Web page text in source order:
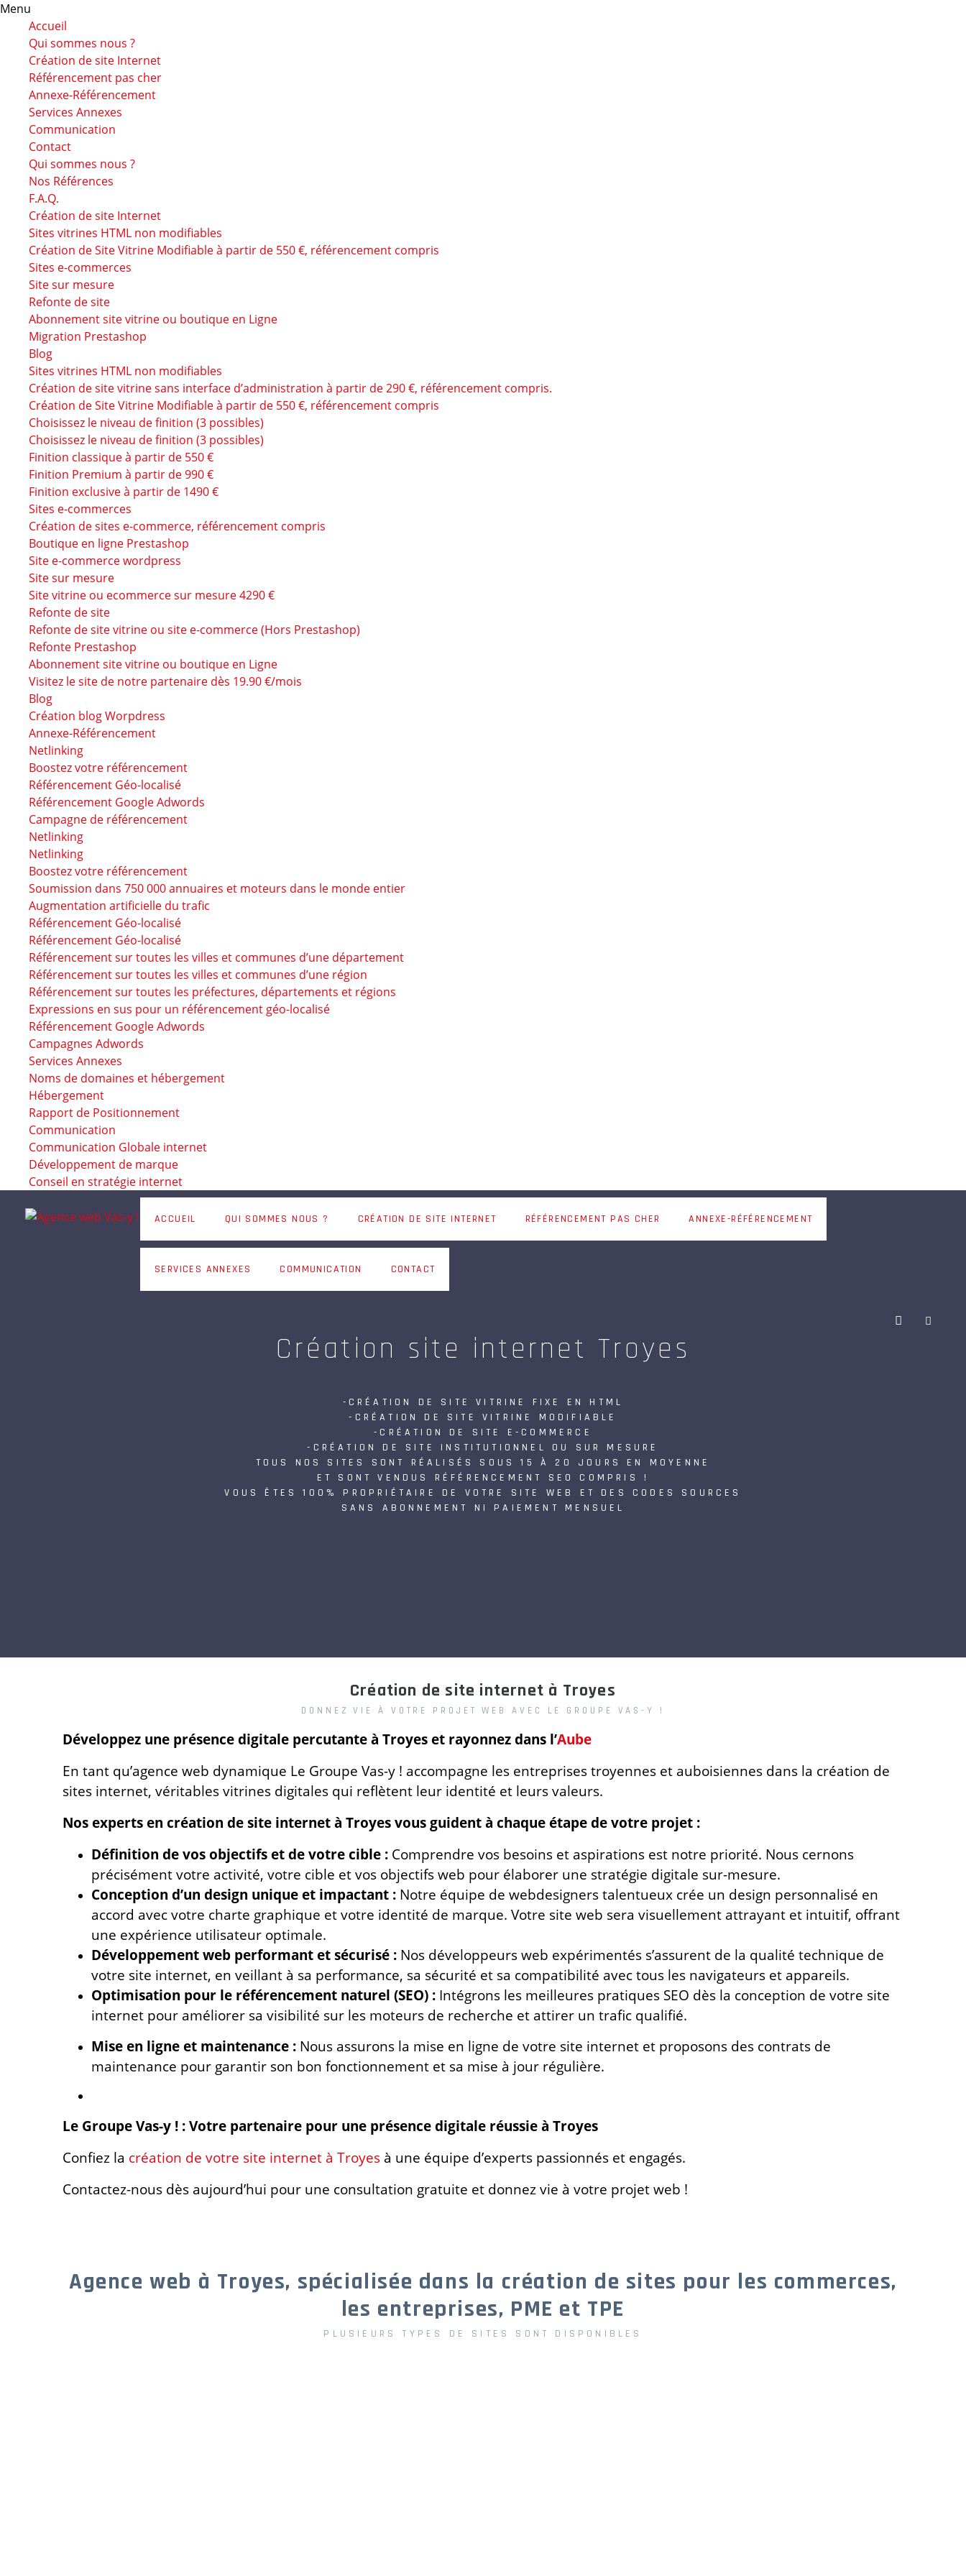
Menu
Accueil
Qui sommes nous ?
Création de site Internet
Référencement pas cher
Annexe-Référencement
Services Annexes
Communication
Contact
Qui sommes nous ?
Nos Références
F.A.Q.
Création de site Internet
Sites vitrines HTML non modifiables
Création de Site Vitrine Modifiable à partir de 550 €, référencement compris
Sites e-commerces
Site sur mesure
Refonte de site
Abonnement site vitrine ou boutique en Ligne
Migration Prestashop
Blog
Sites vitrines HTML non modifiables
Création de site vitrine sans interface d’administration à partir de 290 €, référencement compris.
Création de Site Vitrine Modifiable à partir de 550 €, référencement compris
Choisissez le niveau de finition (3 possibles)
Choisissez le niveau de finition (3 possibles)
Finition classique à partir de 550 €
Finition Premium à partir de 990 €
Finition exclusive à partir de 1490 €
Sites e-commerces
Création de sites e-commerce, référencement compris
Boutique en ligne Prestashop
Site e-commerce wordpress
Site sur mesure
Site vitrine ou ecommerce sur mesure 4290 €
Refonte de site
Refonte de site vitrine ou site e-commerce (Hors Prestashop)
Refonte Prestashop
Abonnement site vitrine ou boutique en Ligne
Visitez le site de notre partenaire dès 19.90 €/mois
Blog
Création blog Worpdress
Annexe-Référencement
Netlinking
Boostez votre référencement
Référencement Géo-localisé
Référencement Google Adwords
Campagne de référencement
Netlinking
Netlinking
Boostez votre référencement
Soumission dans 750 000 annuaires et moteurs dans le monde entier
Augmentation artificielle du trafic
Référencement Géo-localisé
Référencement Géo-localisé
Référencement sur toutes les villes et communes d’une département
Référencement sur toutes les villes et communes d’une région
Référencement sur toutes les préfectures, départements et régions
Expressions en sus pour un référencement géo-localisé
Référencement Google Adwords
Campagnes Adwords
Services Annexes
Noms de domaines et hébergement
Hébergement
Rapport de Positionnement
Communication
Communication Globale internet
Développement de marque
Conseil en stratégie internet
ACCUEIL QUI SOMMES NOUS ? CRÉATION DE SITE INTERNET RÉFÉRENCEMENT PAS CHER ANNEXE-RÉFÉRENCEMENT
SERVICES ANNEXES COMMUNICATION CONTACT
Création site internet Troyes
-CRÉATION DE SITE VITRINE FIXE EN HTML
-CRÉATION DE SITE VITRINE MODIFIABLE
-CRÉATION DE SITE E-COMMERCE
-CRÉATION DE SITE INSTITUTIONNEL OU SUR MESURE
TOUS NOS SITES SONT RÉALISÉS SOUS 15 À 20 JOURS EN MOYENNE
ET SONT VENDUS RÉFÉRENCEMENT SEO COMPRIS !
VOUS ÊTES 100% PROPRIÉTAIRE DE VOTRE SITE WEB ET DES CODES SOURCES
SANS ABONNEMENT NI PAIEMENT MENSUEL
Création de site internet à Troyes
DONNEZ VIE À VOTRE PROJET WEB AVEC LE GROUPE VAS-Y !
Développez une présence digitale percutante à Troyes et rayonnez dans l’Aube
En tant qu’agence web dynamique Le Groupe Vas-y ! accompagne les entreprises troyennes et auboisiennes dans la création de
sites internet, véritables vitrines digitales qui reflètent leur identité et leurs valeurs.
Nos experts en création de site internet à Troyes vous guident à chaque étape de votre projet :
Définition de vos objectifs et de votre cible : Comprendre vos besoins et aspirations est notre priorité. Nous cernons
précisément votre activité, votre cible et vos objectifs web pour élaborer une stratégie digitale sur-mesure.
Conception d’un design unique et impactant : Notre équipe de webdesigners talentueux crée un design personnalisé en
accord avec votre charte graphique et votre identité de marque. Votre site web sera visuellement attrayant et intuitif, offrant
une expérience utilisateur optimale.
Développement web performant et sécurisé : Nos développeurs web expérimentés s’assurent de la qualité technique de
votre site internet, en veillant à sa performance, sa sécurité et sa compatibilité avec tous les navigateurs et appareils.
Optimisation pour le référencement naturel (SEO) : Intégrons les meilleures pratiques SEO dès la conception de votre site
internet pour améliorer sa visibilité sur les moteurs de recherche et attirer un trafic qualifié.
Mise en ligne et maintenance : Nous assurons la mise en ligne de votre site internet et proposons des contrats de
maintenance pour garantir son bon fonctionnement et sa mise à jour régulière.
Le Groupe Vas-y ! : Votre partenaire pour une présence digitale réussie à Troyes
Confiez la création de votre site internet à Troyes à une équipe d’experts passionnés et engagés.
Contactez-nous dès aujourd’hui pour une consultation gratuite et donnez vie à votre projet web !
Agence web à Troyes, spécialisée dans la création de sites pour les commerces,
les entreprises, PME et TPE
PLUSIEURS TYPES DE SITES SONT DISPONIBLES